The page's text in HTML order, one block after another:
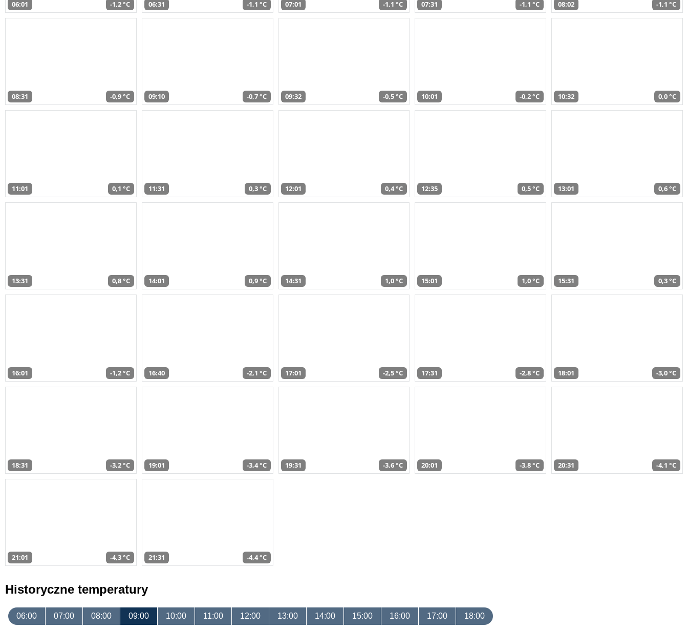
06:01 -1,2 °C 06:31 -1,1 °C 07:01 -1,1 °C 07:31 -1,1 °C 08:02 -1,1 °C
08:31 -0,9 °C 09:10 -0,7 °C 09:32 -0,5 °C 10:01 -0,2 °C 10:32 0,0 °C
11:01 0,1 °C 11:31 0,3 °C 12:01 0,4 °C 12:35 0,5 °C 13:01 0,6 °C
13:31 0,8 °C 14:01 0,9 °C 14:31 1,0 °C 15:01 1,0 °C 15:31 0,3 °C
16:01 -1,2 °C 16:40 -2,1 °C 17:01 -2,5 °C 17:31 -2,8 °C 18:01 -3,0 °C
18:31 -3,2 °C 19:01 -3,4 °C 19:31 -3,6 °C 20:01 -3,8 °C 20:31 -4,1 °C
21:01 -4,3 °C 21:31 -4,4 °C
Historyczne temperatury
06:00 07:00 08:00 09:00 10:00 11:00 12:00 13:00 14:00 15:00 16:00 17:00 18:00